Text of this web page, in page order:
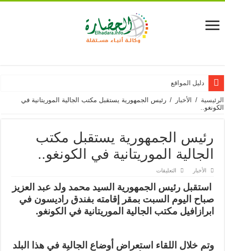
دليل المواقع
الرئيسية / الأخبار / رئيس الجمهورية يستقبل مكتب الجالية الموريتانية في
الكونغو..
رئيس الجمهورية يستقبل مكتب
الجالية الموريتانية في الكونغو..
الأخبار التعليقات
الجمهورية
يستقبل
الجالية
الموريتانية
في
استقبل رئيس الجمهورية السيد محمد ولد عبد العزيز
صباح اليوم السبت بمقر إقامته بفندق راديسون في
ابرازافيل مكتب الجالية الموريتانية في الكونغو.
وتم خلال اللقاء استعراض أوضاع الجالية في هذا البلد